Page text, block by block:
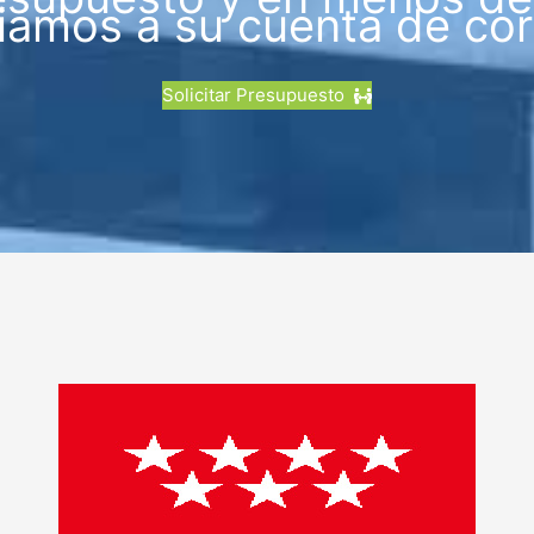
a su cuenta de
Solicitar Presupuesto